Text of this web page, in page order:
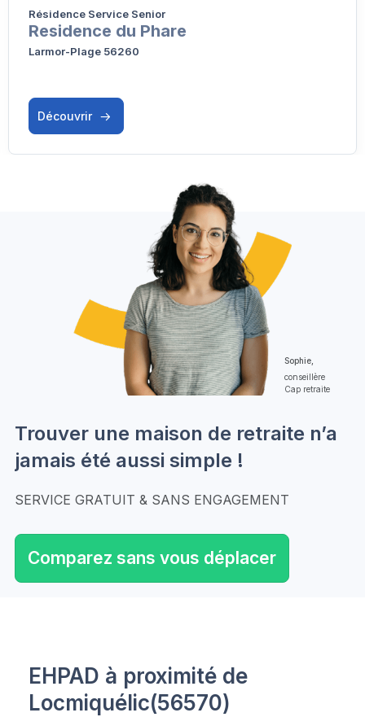
Résidence Service Senior
Residence du Phare
Larmor-Plage 56260
Découvrir
Sophie,
conseillère
Cap retraite
Trouver une maison de retraite n’a
jamais été aussi simple !
SERVICE GRATUIT & SANS ENGAGEMENT
Comparez sans vous déplacer
EHPAD à proximité de
Locmiquélic(56570)